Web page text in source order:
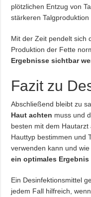
plötzlichen Entzug von
stärkeren Talgproduktion
Mit der Zeit pendelt sich
Produktion der Fette
Ergebnisse sichtbar
Fazit zu
Abschließend bleibt zu
Haut achten muss und
besten mit dem
Hauttyp bestimmen und
verwenden kann und
ein optimales Ergebnis
Ein Desinfektionsmittel
jedem Fall hilfreich,